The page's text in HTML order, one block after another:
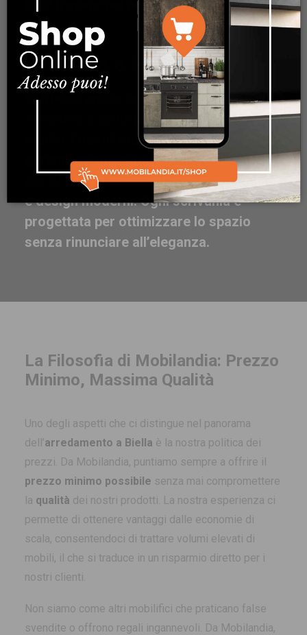
puoi trovare nel nostro mobilificio.
Scrivanie e Sedie
Offriamo anche una vasta selezione di
per ufficio e per la zona
studio. I nostri mobili sono progettati per
garantire il massimo comfort durante le
ore di lavoro, con soluzioni ergonomiche
e design moderni. Ogni scrivania è
progettata per ottimizzare lo spazio
senza rinunciare all’eleganza.
La Filosofia di Mobilandia: Prezzo
Minimo, Massima Qualità
Uno degli aspetti che ci distingue nel panorama
dell’arredamento a Biella è la nostra politica dei
prezzi. Da Mobilandia, puntiamo sempre a offrire il
prezzo minimo possibile senza mai compromettere
la qualità dei nostri prodotti. La nostra esperienza ci
permette di ottenere vantaggi dalle economie di
scala, consentendoci di trattare volumi elevati di
mobili, il che si traduce in un risparmio diretto per i
nostri clienti.
Non siamo come altri mobilifici che praticano false
svendite o offrono regali ingannevoli. Da Mobilandia,